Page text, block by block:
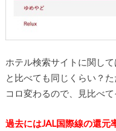
ホテル検索サイトに関し
と比べても同じくらい？
コロ変わるので、見比べ
過去にはJAL国際線の還元